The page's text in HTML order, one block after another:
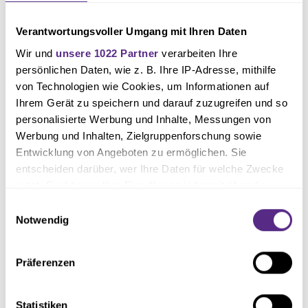
Verantwortungsvoller Umgang mit Ihren Daten
Wir und unsere 1022 Partner verarbeiten Ihre
persönlichen Daten, wie z. B. Ihre IP-Adresse, mithilfe
von Technologien wie Cookies, um Informationen auf
Ihrem Gerät zu speichern und darauf zuzugreifen und so
personalisierte Werbung und Inhalte, Messungen von
Werbung und Inhalten, Zielgruppenforschung sowie
Entwicklung von Angeboten zu ermöglichen. Sie
entscheiden darüber, wer Ihre Daten für welche Zwecke
Trigger Symbol ändern oder widerrufen
Informationen über Ihre geografische Lage erfassen,
Ihr Gerät durch aktives Scannen nach bestimmten
Notwendig
Präferenzen
Statistiken
Im Zuge des Heimspiels gegen die Zweitvertretung der TSG Hoffenheim
wurde Marisa im Vorfeld und während der Partie mit der Kamera begleitet.
YouTube-
Kanaldes VfL Osnabrück.
Letztendlich hat Marisa Strodt in den vergangenen Jahren eindrucksvoll